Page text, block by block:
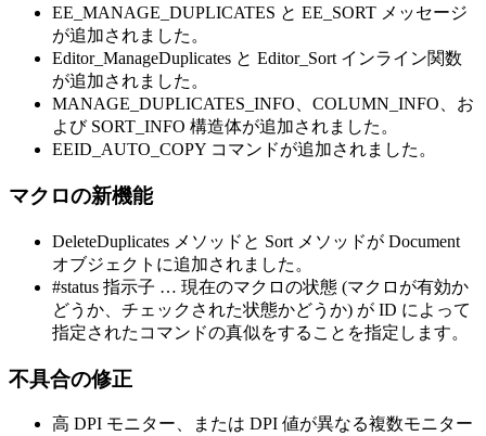
EE_MANAGE_DUPLICATES と EE_SORT メッセージ
が追加されました。
Editor_ManageDuplicates と Editor_Sort インライン関数
が追加されました。
MANAGE_DUPLICATES_INFO、COLUMN_INFO、お
よび SORT_INFO 構造体が追加されました。
EEID_AUTO_COPY コマンドが追加されました。
マクロの新機能
DeleteDuplicates メソッドと Sort メソッドが Document
オブジェクトに追加されました。
#status 指示子 … 現在のマクロの状態 (マクロが有効か
どうか、チェックされた状態かどうか) が ID によって
指定されたコマンドの真似をすることを指定します。
不具合の修正
高 DPI モニター、または DPI 値が異なる複数モニター